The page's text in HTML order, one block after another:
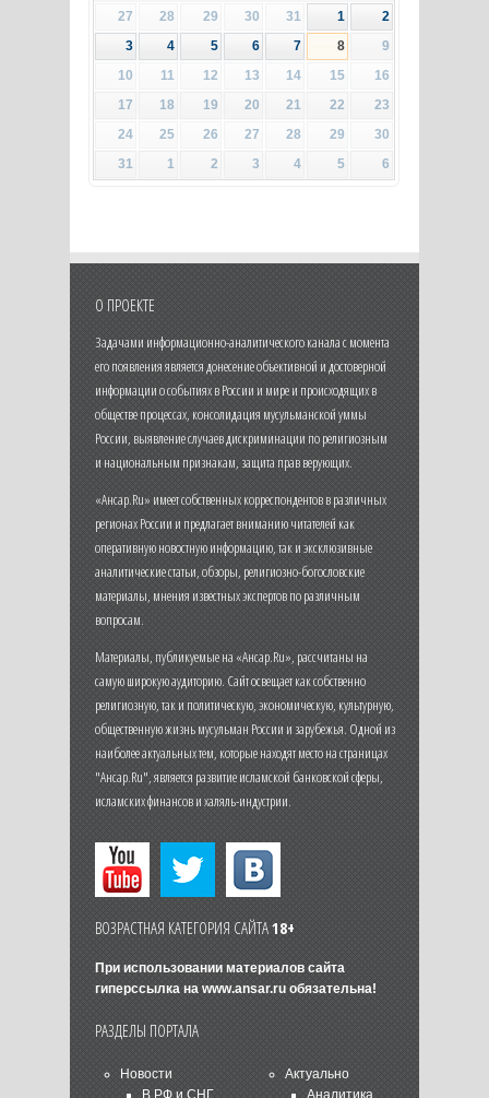
27 28 29 30 31 1
2
3
4 5 6 7 8
9
10
11 12 13 14 15
16
17
18 19 20 21 22
23
24
25 26 27 28 29
30
31
1 2 3 4 5 6
О ПРОЕКТЕ
Задачами информационно-аналитического канала с момента
его появления является донесение объективной и достоверной
информации о событиях в России и мире и происходящих в
обществе процессах, консолидация мусульманской уммы
России, выявление случаев дискриминации по религиозным
и национальным признакам, защита прав верующих.
«Ансар.Ru» имеет собственных корреспондентов в различных
регионах России и предлагает вниманию читателей как
оперативную новостную информацию, так и эксклюзивные
аналитические статьи, обзоры, религиозно-богословские
материалы, мнения известных экспертов по различным
вопросам.
Материалы, публикуемые на «Ансар.Ru», рассчитаны на
самую широкую аудиторию. Сайт освещает как собственно
религиозную, так и политическую, экономическую, культурную,
общественную жизнь мусульман России и зарубежья. Одной из
наиболее актуальных тем, которые находят место на страницах
"Ансар.Ru", является развитие исламской банковской сферы,
исламских финансов и халяль-индустрии.
ВОЗРАСТНАЯ КАТЕГОРИЯ САЙТА18+
При использовании материалов сайта
гиперссылка на www.ansar.ruобязательна!
РАЗДЕЛЫ ПОРТАЛА
Новости
В РФ и СНГ
Актуально
Аналитика